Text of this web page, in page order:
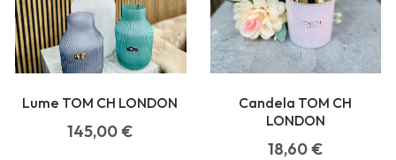
Lume TOM CH LONDON
145,00€
Candela TOM CH
LONDON
18,60€